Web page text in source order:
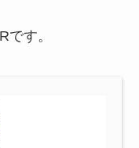
す。